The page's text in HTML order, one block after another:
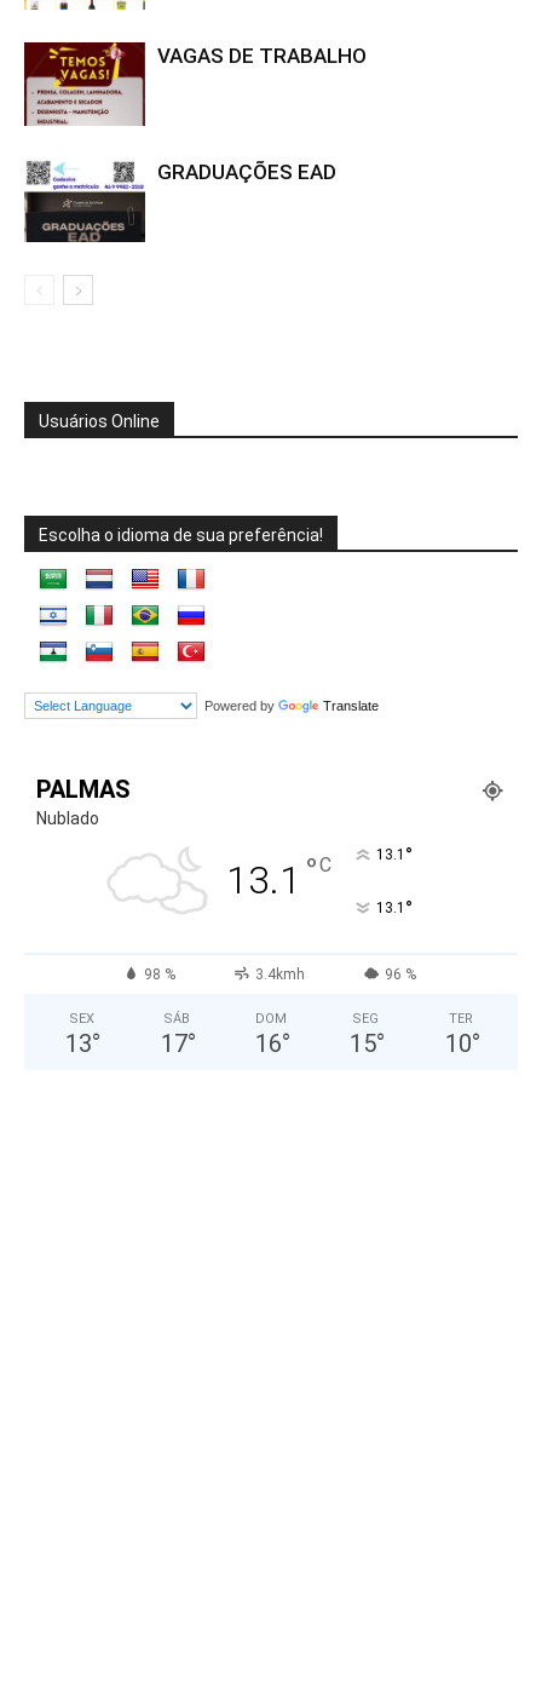
VAGAS DE TRABALHO
GRADUAÇÕES EAD
Usuários Online
Escolha o idioma de sua preferência!
Powered by Translate
PALMAS
Nublado
13.1 °C 13.1 °
13.1 °
98 % 3.4kmh 96 %
SEX
13°
SÁB
17°
DOM
16°
SEG
15°
TER
10°